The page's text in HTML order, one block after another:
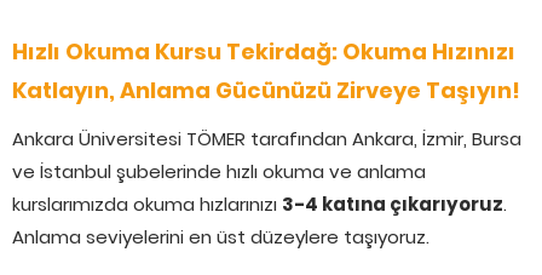
Hızlı Okuma Kursu Tekirdağ: Okuma Hızınızı
Katlayın, Anlama Gücünüzü Zirveye Taşıyın!
Ankara Üniversitesi TÖMER tarafından Ankara, İzmir, Bursa
ve İstanbul şubelerinde hızlı okuma ve anlama
kurslarımızda okuma hızlarınızı 3-4 katına çıkarıyoruz.
Anlama seviyelerini en üst düzeylere taşıyoruz.